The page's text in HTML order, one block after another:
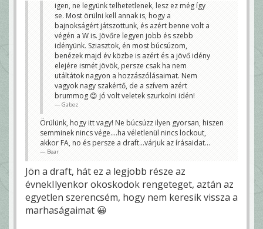
igen, ne legyünk telhetetlenek, lesz ez még így
se. Most örülni kell annak is, hogy a
bajnokságért játszottunk, és azért benne volt a
végén a W is. Jövőre legyen jobb és szebb
idényünk. Sziasztok, én most búcsúzom,
benézek majd év közbe is azért és a jövő idény
elejére ismét jövök, persze csak ha nem
utáltátok nagyon a hozzászólásaimat. Nem
vagyok nagy szakértő, de a szívem azért
brummog 😊 jó volt veletek szurkolni idén!
Gabez
Örülünk, hogy itt vagy! Ne búcsúzz ilyen gyorsan, hiszen
semminek nincs vége....ha véletlenül nincs lockout,
akkor FA, no és persze a draft...várjuk az írásaidat...
Bear
Jön a draft, hát ez a legjobb része az
évnekIlyenkor okoskodok rengeteget, aztán az
egyetlen szerencsém, hogy nem keresik vissza a
marhaságaimat 😀